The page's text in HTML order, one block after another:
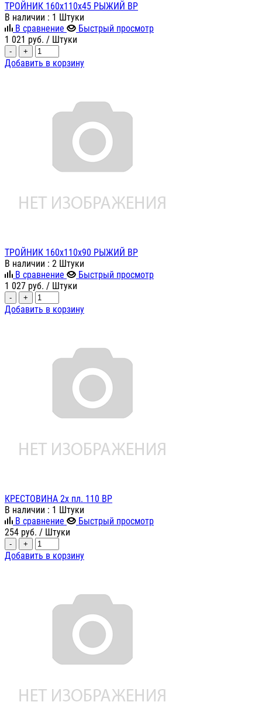
ТРОЙНИК 160х110х45 РЫЖИЙ ВР
В наличии : 1 Штуки
В сравнение
Быстрый просмотр
1 021 руб. / Штуки
- +
Добавить в корзину
ТРОЙНИК 160х110х90 РЫЖИЙ ВР
В наличии : 2 Штуки
В сравнение
Быстрый просмотр
1 027 руб. / Штуки
- +
Добавить в корзину
КРЕСТОВИНА 2х пл. 110 ВР
В наличии : 1 Штуки
В сравнение
Быстрый просмотр
254 руб. / Штуки
- +
Добавить в корзину